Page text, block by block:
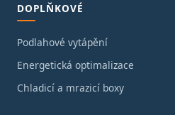
DOPLŇKOVÉ
Podlahové vytápění
Energetická optimalizace
Chladicí a mrazicí boxy